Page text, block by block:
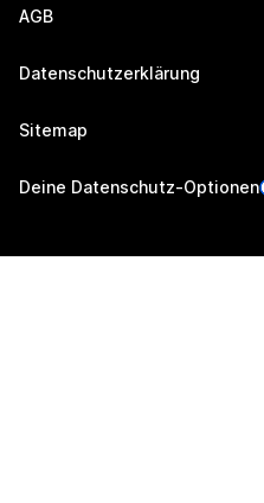
AGB
Datenschutzerklärung
Sitemap
Deine Datenschutz-Optionen